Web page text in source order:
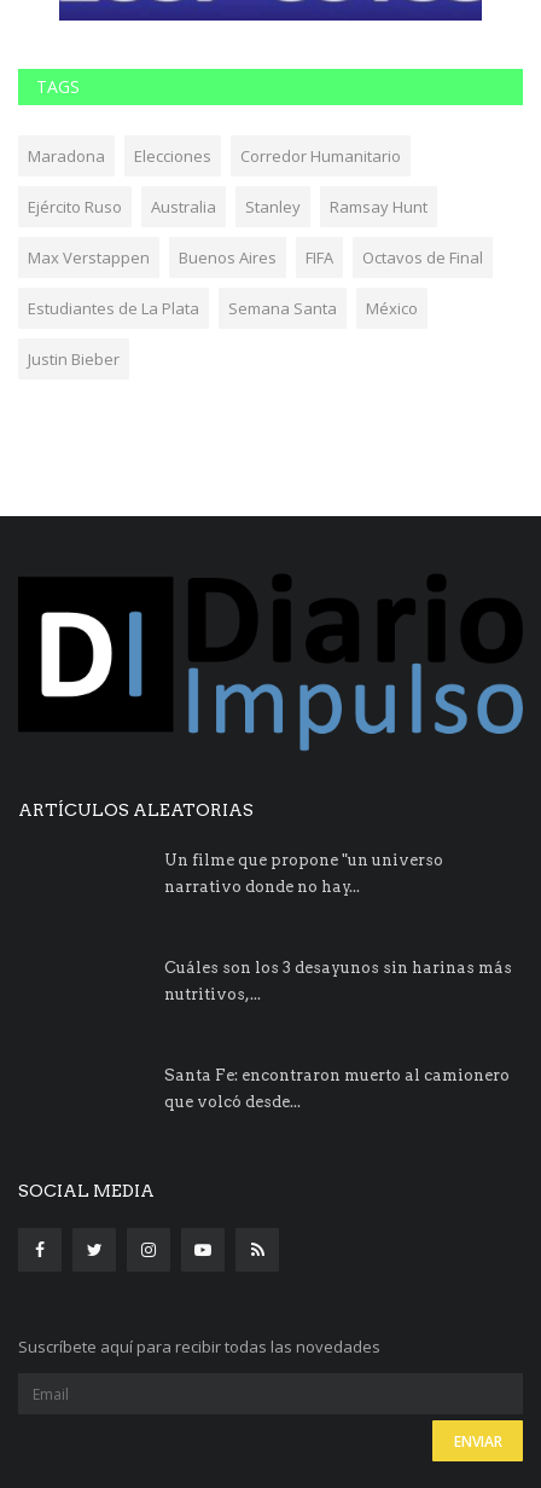
TAGS
Maradona Elecciones Corredor Humanitario
Ejército Ruso Australia Stanley Ramsay Hunt
Max Verstappen Buenos Aires FIFA Octavos de Final
Estudiantes de La Plata Semana Santa México
Justin Bieber
ARTÍCULOS ALEATORIAS
Un filme que propone "un universo
narrativo donde no hay...
Cuáles son los 3 desayunos sin harinas más
nutritivos,...
Santa Fe: encontraron muerto al camionero
que volcó desde...
SOCIAL MEDIA
Suscríbete aquí para recibir todas las novedades